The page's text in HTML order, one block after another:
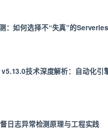
：如何选择不“失真”的
技术深度解析：自动化引
日志异常检测原理与工程实践